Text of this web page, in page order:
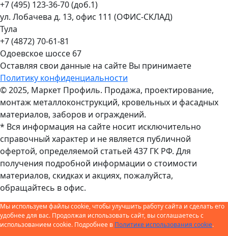
+7 (495) 123-36-70 (доб.1)
ул. Лобачева д. 13, офис 111 (ОФИС-СКЛАД)
Тула
+7 (4872) 70-61-81
Одоевское шоссе 67
Оставляя свои данные на сайте Вы принимаете
Политику конфиденциальности
© 2025, Маркет Профиль. Продажа, проектирование,
монтаж металлоконструкций, кровельных и фасадных
материалов, заборов и ограждений.
* Вся информация на сайте носит исключительно
справочный характер и не является публичной
офертой, определяемой статьей 437 ГК РФ. Для
получения подробной информации о стоимости
материалов, скидках и акциях, пожалуйста,
обращайтесь в офис.
Мы используем файлы cookie, чтобы улучшить работу сайта и сделать его
удобнее для вас. Продолжая использовать сайт, вы соглашаетесь с
использованием cookie. Подробнее в Политике использования cookie.